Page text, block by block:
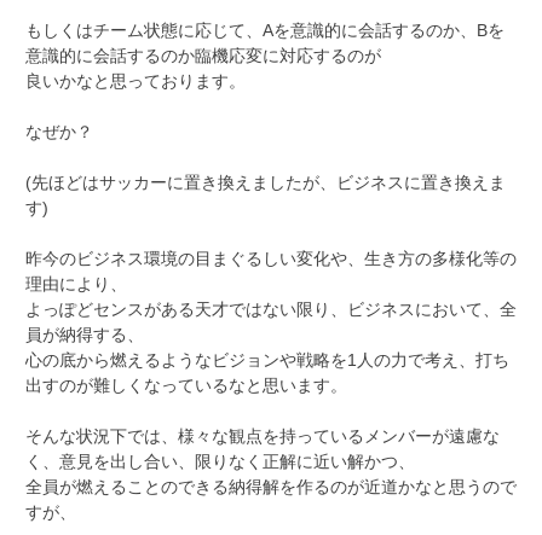
もしくはチーム状態に応じて、Aを意識的に会話するのか、Bを
意識的に会話するのか臨機応変に対応するのが
良いかなと思っております。
なぜか？
(先ほどはサッカーに置き換えましたが、ビジネスに置き換えま
す)
昨今のビジネス環境の目まぐるしい変化や、生き方の多様化等の
理由により、
よっぽどセンスがある天才ではない限り、ビジネスにおいて、全
員が納得する、
心の底から燃えるようなビジョンや戦略を1人の力で考え、打ち
出すのが難しくなっているなと思います。
そんな状況下では、様々な観点を持っているメンバーが遠慮な
く、意見を出し合い、限りなく正解に近い解かつ、
全員が燃えることのできる納得解を作るのが近道かなと思うので
すが、